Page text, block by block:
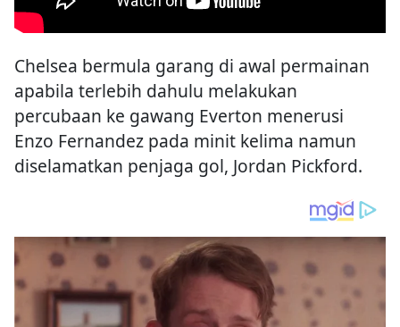
Chelsea bermula garang di awal permainan
apabila terlebih dahulu melakukan
percubaan ke gawang Everton menerusi
Enzo Fernandez pada minit kelima namun
diselamatkan penjaga gol, Jordan Pickford.